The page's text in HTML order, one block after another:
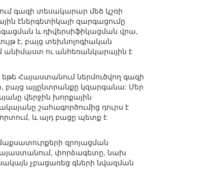
գազի տեսակարար մեծ կշռի
էներգետիկայի զարգացումը
և դիվերսիֆիկացման վրա,
է, բայց տեխնոլոգիական
անիմաստ ու անհեռանկարային է
Հայաստանում ներմուծվող գազի
բայց այլընտրանքը կզարգանա: Մեր
վերջին խորքային
շահագործումից դուրս է
և այդ բացը պետք է
զրոյացման
փորձագետը, նախ
չբացառեց գների նվազման